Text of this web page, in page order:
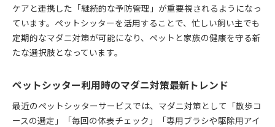
ケアと連携した「継続的な予防管理」が重要視されるようになっ
ています。ペットシッターを活用することで、忙しい飼い主でも
定期的なマダニ対策が可能になり、ペットと家族の健康を守る新
たな選択肢となっています。
ペットシッター利用時のマダニ対策最新トレンド
最近のペットシッターサービスでは、マダニ対策として「散歩コ
ースの選定」「毎回の体表チェック」「専用ブラシや駆除用アイ